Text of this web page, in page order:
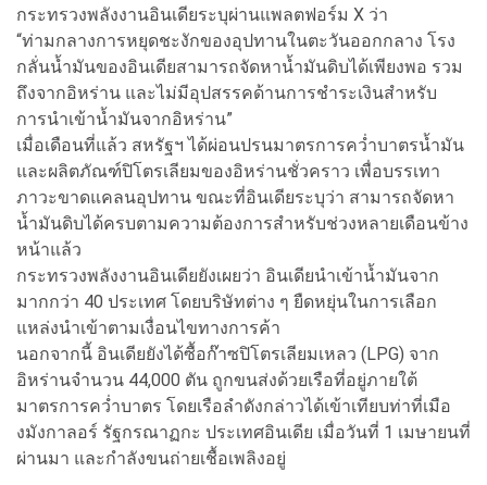
กระทรวงพลังงานอินเดียระบุผ่านแพลตฟอร์ม X ว่า
“ท่ามกลางการหยุดชะงักของอุปทานในตะวันออกกลาง โรง
กลั่นน้ำมันของอินเดียสามารถจัดหาน้ำมันดิบได้เพียงพอ รวม
ถึงจากอิหร่าน และไม่มีอุปสรรคด้านการชำระเงินสำหรับ
การนำเข้าน้ำมันจากอิหร่าน”
เมื่อเดือนที่แล้ว สหรัฐฯ ได้ผ่อนปรนมาตรการคว่ำบาตรน้ำมัน
และผลิตภัณฑ์ปิโตรเลียมของอิหร่านชั่วคราว เพื่อบรรเทา
ภาวะขาดแคลนอุปทาน ขณะที่อินเดียระบุว่า สามารถจัดหา
น้ำมันดิบได้ครบตามความต้องการสำหรับช่วงหลายเดือนข้าง
หน้าแล้ว
กระทรวงพลังงานอินเดียยังเผยว่า อินเดียนำเข้าน้ำมันจาก
มากกว่า 40 ประเทศ โดยบริษัทต่าง ๆ ยืดหยุ่นในการเลือก
แหล่งนำเข้าตามเงื่อนไขทางการค้า
นอกจากนี้ อินเดียยังได้ซื้อก๊าซปิโตรเลียมเหลว (LPG) จาก
อิหร่านจำนวน 44,000 ตัน ถูกขนส่งด้วยเรือที่อยู่ภายใต้
มาตรการคว่ำบาตร โดยเรือลำดังกล่าวได้เข้าเทียบท่าที่เมือ
งมังกาลอร์ รัฐกรณาฏกะ ประเทศอินเดีย เมื่อวันที่ 1 เมษายนที่
ผ่านมา และกำลังขนถ่ายเชื้อเพลิงอยู่